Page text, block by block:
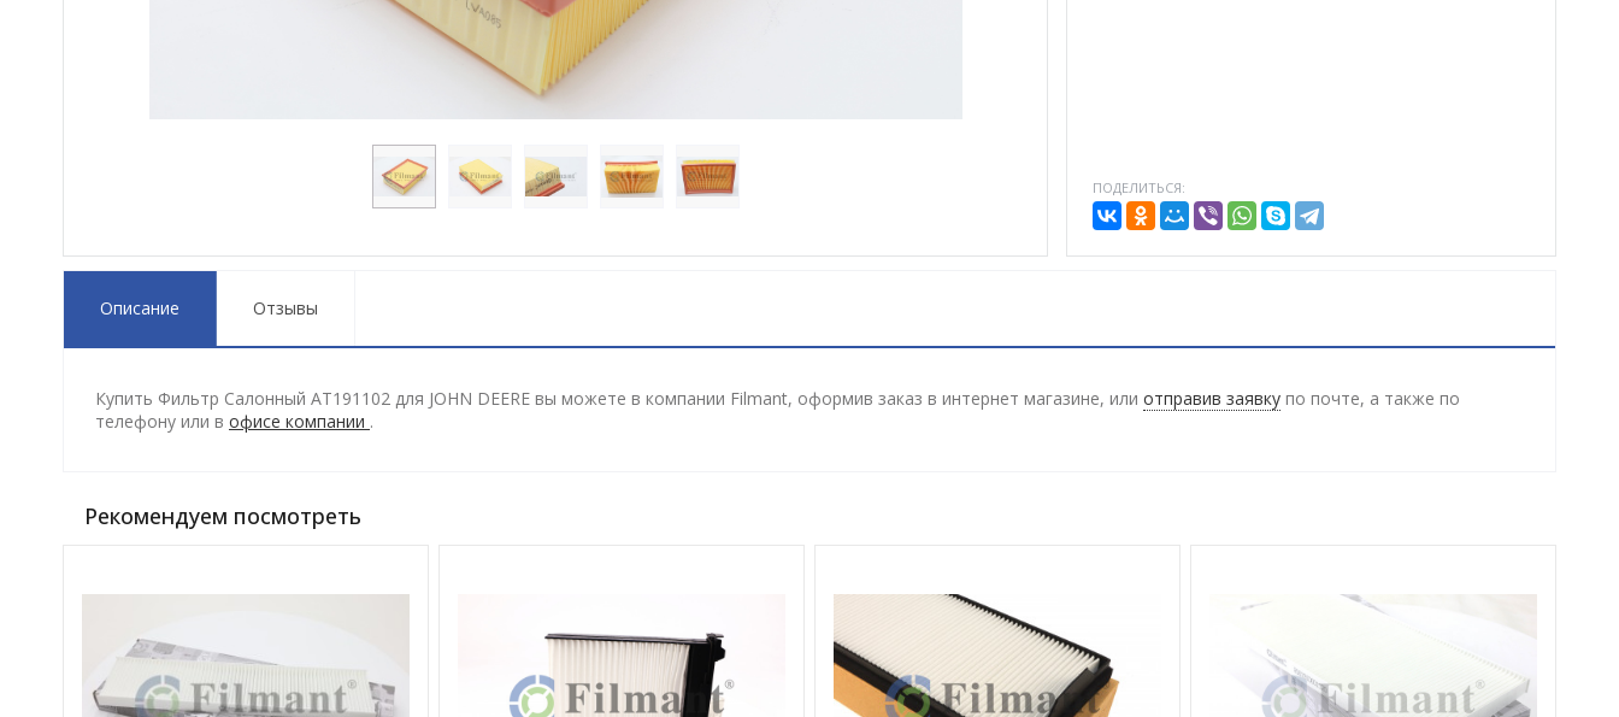
ПОДЕЛИТЬСЯ:
Описание Отзывы
Купить Фильтр Салонный AT191102 для JOHN DEERE вы можете в компании Filmant, оформив заказ в интернет магазине, или отправив заявку по почте, а также по
телефону или в офисе компании .
Рекомендуем посмотреть